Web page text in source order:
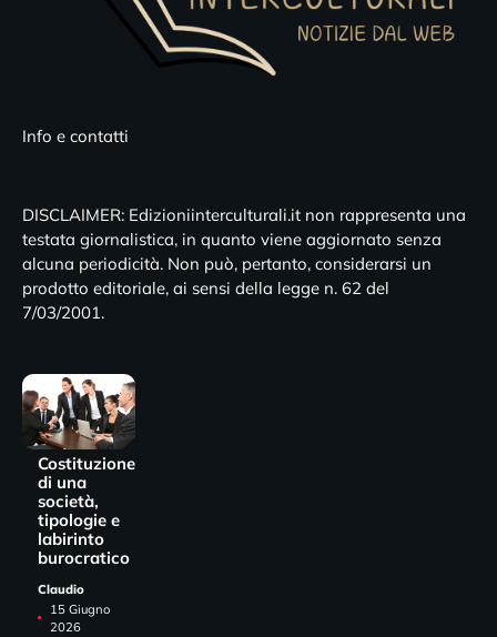
Info e contatti
DISCLAIMER: Edizioniinterculturali.it non rappresenta una
testata giornalistica, in quanto viene aggiornato senza
alcuna periodicità. Non può, pertanto, considerarsi un
prodotto editoriale, ai sensi della legge n. 62 del
7/03/2001.
Costituzione
di una
società,
tipologie e
labirinto
burocratico
Claudio
15 Giugno
2026